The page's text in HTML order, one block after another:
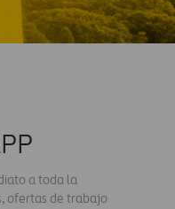
a toda la
ofertas de trabajo